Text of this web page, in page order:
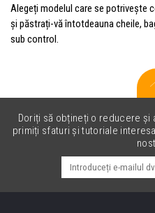
Alegeți modelul care se potrivește
și păstrați-vă întotdeauna cheile,
sub control.
Doriți să obțineți o reducere și
primiți sfaturi și tutoriale